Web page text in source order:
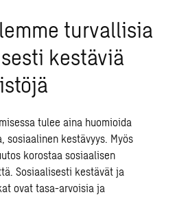
turvallisia
kestäviä
tulee aina huomioida
sosiaalinen kestävyys. Myös
korostaasosiaalisen
Sosiaalisesti kestävätja
ovat tasa-arvoisia ja